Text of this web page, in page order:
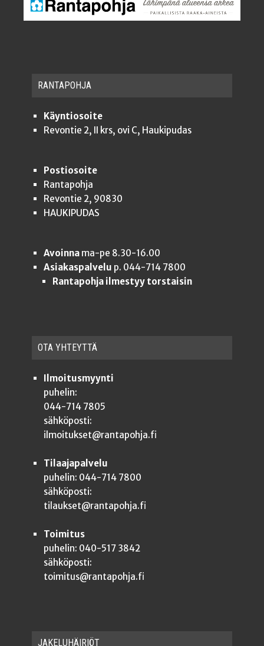
RAN­TA­POH­JA
Käyntiosoite
Revontie 2, II krs, ovi C, Haukipudas
Postiosoite
Rantapohja
Revontie 2, 90830
HAUKIPUDAS
Avoinnama-pe 8.30-16.00
Asiakaspalvelu p. 044-714 7800
Rantapohja ilmestyy torstaisin
OTA YHTEYT­TÄ
Ilmoitusmyynti
puhelin:
044-714 7805
sähköposti:
ilmoitukset@rantapohja.fi
Tilaajapalvelu
puhelin: 044-714 7800
sähköposti:
tilaukset@rantapohja.fi
Toimitus
puhelin: 040-517 3842
sähköposti:
toimitus@rantapohja.fi
JAKE­LU­HÄI­RIÖT